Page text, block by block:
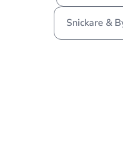
Snickare &